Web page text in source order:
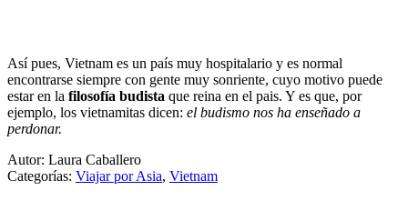
Así pues, Vietnam es un país muy hospitalario y es normal
encontrarse siempre con gente muy sonriente, cuyo motivo puede
estar en la filosofía budista que reina en el pais. Y es que, por
ejemplo, los vietnamitas dicen: el budismo nos ha enseñado a
perdonar.
Autor: Laura Caballero
Categorías: Viajar por Asia, Vietnam